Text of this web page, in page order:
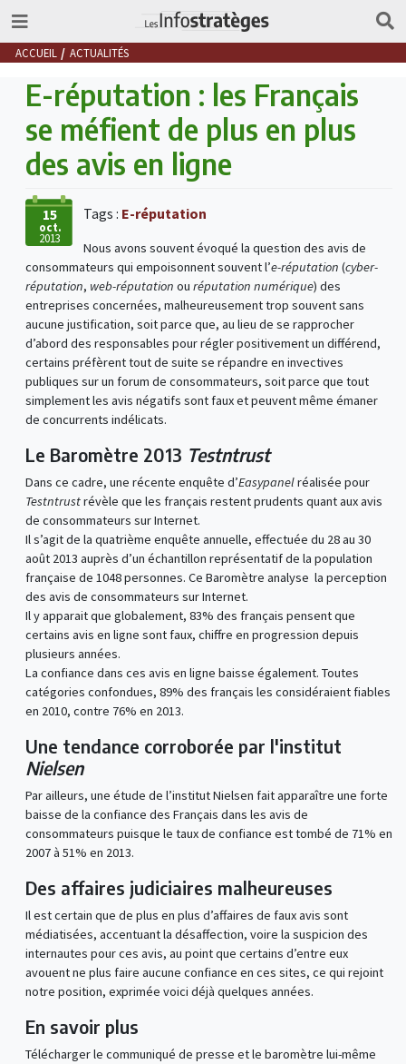
ACCUEIL ACTUALITÉS
E-réputation : les Français
se méfient de plus en plus
des avis en ligne
15
oct.
2013
Tags : E-réputation
Nous avons souvent évoqué la question des avis de
consommateurs qui empoisonnent souvent l’e-réputation (cyber-
réputation, web-réputation ou réputation numérique) des
entreprises concernées, malheureusement trop souvent sans
aucune justification, soit parce que, au lieu de se rapprocher
d’abord des responsables pour régler positivement un différend,
certains préfèrent tout de suite se répandre en invectives
publiques sur un forum de consommateurs, soit parce que tout
simplement les avis négatifs sont faux et peuvent même émaner
de concurrents indélicats.
Le Baromètre 2013 Testntrust
Dans ce cadre, une récente enquête d’Easypanelréalisée pour
Testntrustrévèle que les français restent prudents quant aux avis
de consommateurs sur Internet.
Il s’agit de la quatrième enquête annuelle, effectuée du 28 au 30
août 2013 auprès d’un échantillon représentatif de la population
française de 1048 personnes. Ce Baromètre analyse la perception
des avis de consommateurs sur Internet.
Il y apparait que globalement, 83% des français pensent que
certains avis en ligne sont faux, chiffre en progression depuis
plusieurs années.
La confiance dans ces avis en ligne baisse également. Toutes
catégories confondues, 89% des français les considéraient fiables
en 2010, contre 76% en 2013.
Une tendance corroborée par l'institut
Nielsen
Par ailleurs, une étude de l’institut Nielsen fait apparaître une forte
baisse de la confiance des Français dans les avis de
consommateurs puisque le taux de confiance est tombé de 71% en
2007 à 51% en 2013.
Des affaires judiciaires malheureuses
Il est certain que de plus en plus d’affaires de faux avis sont
médiatisées, accentuant la désaffection, voire la suspicion des
internautes pour ces avis, au point que certains d’entre eux
avouent ne plus faire aucune confiance en ces sites, ce qui rejoint
notre position, exprimée voici déjà quelques années.
En savoir plus
Télécharger le communiqué de presse et le baromètre lui-même